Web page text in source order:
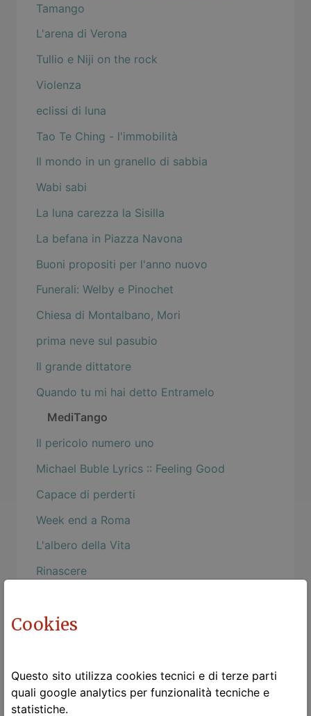
Tamango
L'arena di Verona
Tullio e Niji on the rock
Violenza
eclissi di luna
Tao Te Ching - l'immobilità
Il mondo in un granello di sabbia
Wabi sabi
La luna carezza la Sisilla
La befana in Piazza Navona
Buoni propositi per l'anno nuovo
Funerali: Welby e Pinochet
Chiesa di Montalbano, Mori
prima neve sul pasubio
Il grande dittatore
Quando tu mi hai detto Entramelo
MediTango
Il pericolo numero uno
Michael Buble Lyrics :: Feeling Good
Capace di perderti
Week end a Roma
L'albero della Vita
Rinascere
Dimmi cosa leggi
Convergenze parallele
Spostare le montagne
Cookies
Questo sito utilizza cookies tecnici e di terze parti
quali google analytics per funzionalità tecniche e
statistiche.